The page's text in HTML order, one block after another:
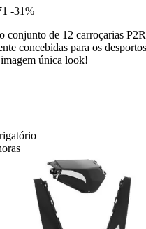
-31%
conjunto de 12 carroçarias
concebidas para os
única look!